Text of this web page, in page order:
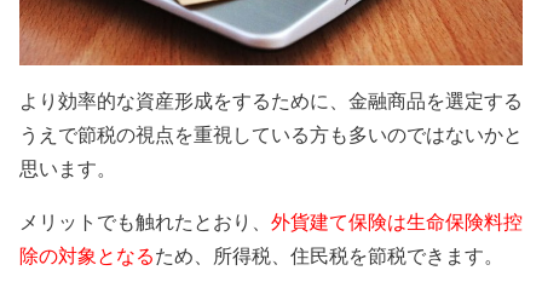
より効率的な資産形成をするために、金融商品を選定する
うえで節税の視点を重視している方も多いのではないかと
思います。
メリットでも触れたとおり、 外貨建て保険は生命保険料控
除の対象となるため、所得税、住民税を節税できます。